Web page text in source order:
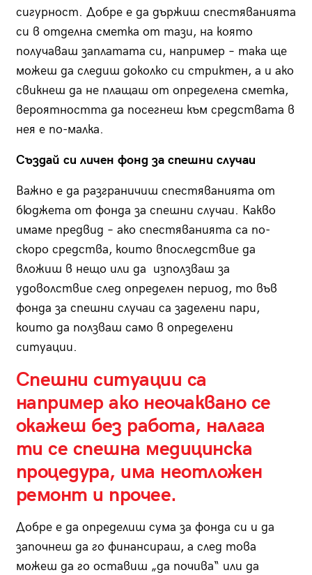
сигурност. Добре е да държиш спестяванията
си в отделна сметка от тази, на която
получаваш заплатата си, например – така ще
можеш да следиш доколко си стриктен, а и ако
свикнеш да не плащаш от определена сметка,
вероятността да посегнеш към средствата в
нея е по-малка.
Създай си личен фонд за спешни случаи
Важно е да разграничиш спестяванията от
бюджета от фонда за спешни случаи. Какво
имаме предвид – ако спестяванията са по-
скоро средства, които впоследствие да
вложиш в нещо или да използваш за
удоволствие след определен период, то във
фонда за спешни случаи са заделени пари,
които да ползваш само в определени
ситуации.
Спешни ситуации са
например ако неочаквано се
окажеш без работа, налага
ти се спешна медицинска
процедура, има неотложен
ремонт и прочее.
Добре е да определиш сума за фонда си и да
започнеш да го финансираш, а след това
можеш да го оставиш „да почива“ или да